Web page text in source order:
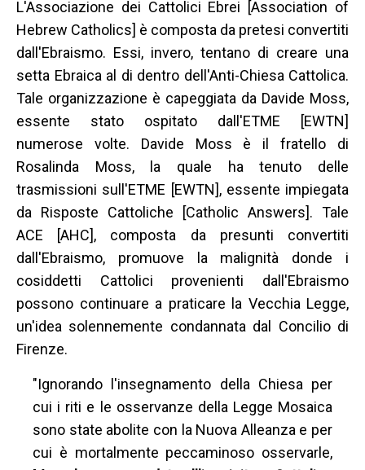
L'Associazione dei Cattolici Ebrei [Association of
Hebrew Catholics] è composta da pretesi convertiti
dall'Ebraismo. Essi, invero, tentano di creare una
setta Ebraica al di dentro dell'Anti-Chiesa Cattolica.
Tale organizzazione è capeggiata da Davide Moss,
essente stato ospitato dall'ETME [EWTN]
numerose volte. Davide Moss è il fratello di
Rosalinda Moss, la quale ha tenuto delle
trasmissioni sull'ETME [EWTN], essente impiegata
da Risposte Cattoliche [Catholic Answers]. Tale
ACE [AHC], composta da presunti convertiti
dall'Ebraismo, promuove la malignità donde i
cosiddetti Cattolici provenienti dall'Ebraismo
possono continuare a praticare la Vecchia Legge,
un'idea solennemente condannata dal Concilio di
Firenze.
"Ignorando l'insegnamento della Chiesa per
cui i riti e le osservanze della Legge Mosaica
sono state abolite con la Nuova Alleanza e per
cui è mortalmente peccaminoso osservarle,